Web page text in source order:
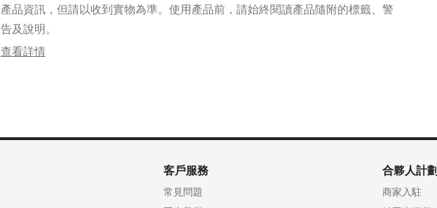
產品資訊，但請以收到實物為準。使用產品前，請始終閱讀產品隨附的標籤、警
告及說明。
查看詳情
客戶服務
常見問題
合夥人計劃
商家入駐